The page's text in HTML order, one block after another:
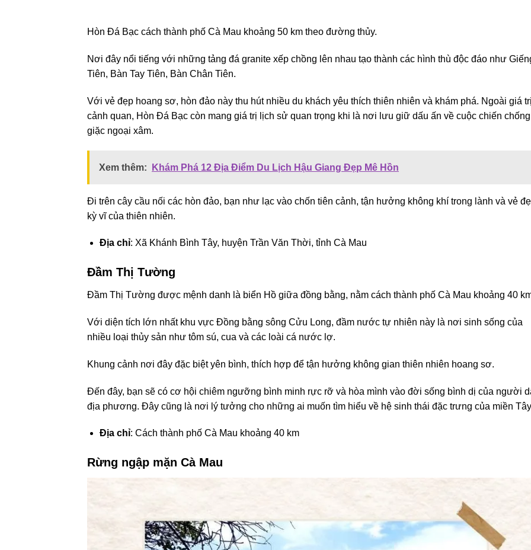
Hòn Đá Bạc cách thành phố Cà Mau khoảng 50 km theo đường thủy.
Nơi đây nổi tiếng với những tảng đá granite xếp chồng lên nhau tạo thành các hình thù độc đáo như
Tiên, Bàn Tay Tiên, Bàn Chân Tiên.
Với vẻ đẹp hoang sơ, hòn đảo này thu hút nhiều du khách yêu thích thiên nhiên và khám phá. Ngoài giá
cảnh quan, Hòn Đá Bạc còn mang giá trị lịch sử quan trọng khi là nơi lưu giữ dấu ấn về cuộc chiến chống
giặc ngoại xâm.
Xem thêm: Khám Phá 12 Địa Điểm Du Lịch Hậu Giang Đẹp Mê Hồn
Đi trên cây cầu nối các hòn đảo, bạn như lạc vào chốn tiên cảnh, tận hưởng không khí trong lành và vẻ
kỳ vĩ của thiên nhiên.
Địa chỉ: Xã Khánh Bình Tây, huyện Trần Văn Thời, tỉnh Cà Mau
Đầm Thị Tường
Đầm Thị Tường được mệnh danh là biển Hồ giữa đồng bằng, nằm cách thành phố Cà Mau khoảng 40
Với diện tích lớn nhất khu vực Đồng bằng sông Cửu Long, đầm nước tự nhiên này là nơi sinh sống của
nhiều loại thủy sản như tôm sú, cua và các loài cá nước lợ.
Khung cảnh nơi đây đặc biệt yên bình, thích hợp để tận hưởng không gian thiên nhiên hoang sơ.
Đến đây, bạn sẽ có cơ hội chiêm ngưỡng bình minh rực rỡ và hòa mình vào đời sống bình dị của người
địa phương. Đây cũng là nơi lý tưởng cho những ai muốn tìm hiểu về hệ sinh thái đặc trưng của miền
Địa chỉ: Cách thành phố Cà Mau khoảng 40 km
Rừng ngập mặn Cà Mau